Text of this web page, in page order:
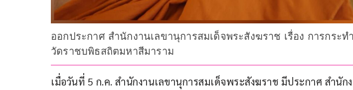
ออกประกาศ สำนักงานเลขานุการสมเด็จพระสังฆราช เรื่อง การกระ
วัดราชบพิธสถิตมหาสีมาราม
เมื่อวันที่ 5 ก.ค. สำนักงานเลขานุการสมเด็จพระสังฆราช มีประกาศ สำนัก